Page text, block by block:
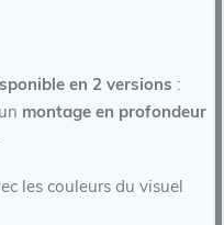
en 2 versions :
montage en profondeur
les couleurs du visuel